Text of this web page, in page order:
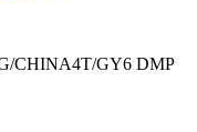
CHINA4T/GY6 DMP